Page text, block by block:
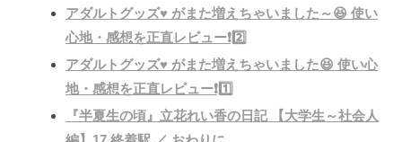
アダルトグッズ♥️ がまた増えちゃいました～😆 使い
心地・感想を正直レビュー❗️2️⃣
アダルトグッズ♥️ がまた増えちゃいました😆 使い心
地・感想を正直レビュー❗️1️⃣
『半夏生の頃』立花れい香の日記 【大学生～社会人